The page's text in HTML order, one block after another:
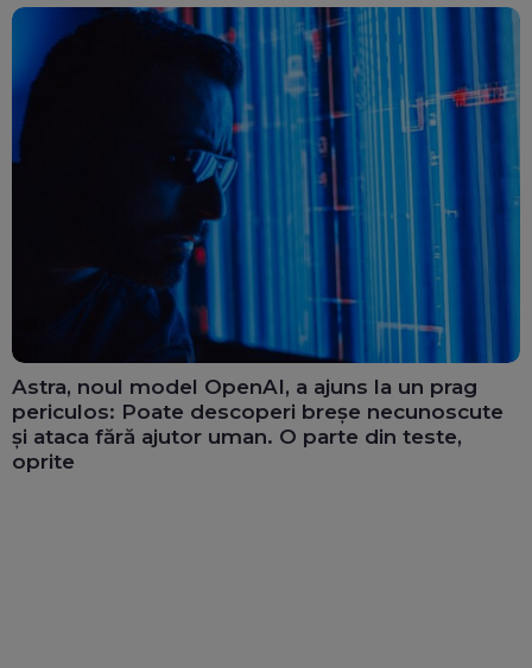
Astra, noul model OpenAI, a ajuns la un prag
periculos: Poate descoperi breșe necunoscute
și ataca fără ajutor uman. O parte din teste,
oprite